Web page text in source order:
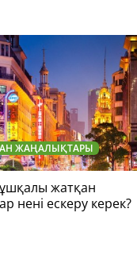
ЖАҢАЛЫҚТАРЫ
жатқан
нені ескеру керек?